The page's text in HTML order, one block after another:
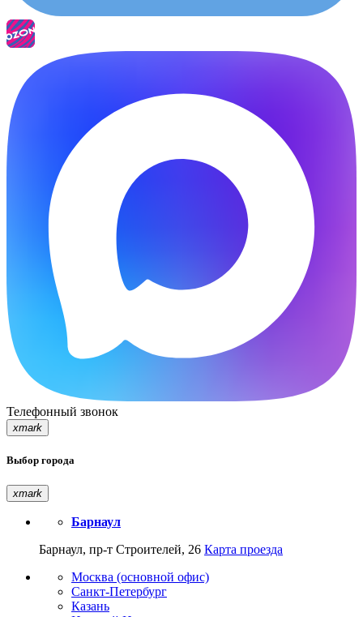
Телефонный звонок
xmark
Выбор города
xmark
Барнаул
Барнаул, пр-т Строителей, 26 Карта проезда
Москва (основной офис)
Санкт-Петербург
Казань